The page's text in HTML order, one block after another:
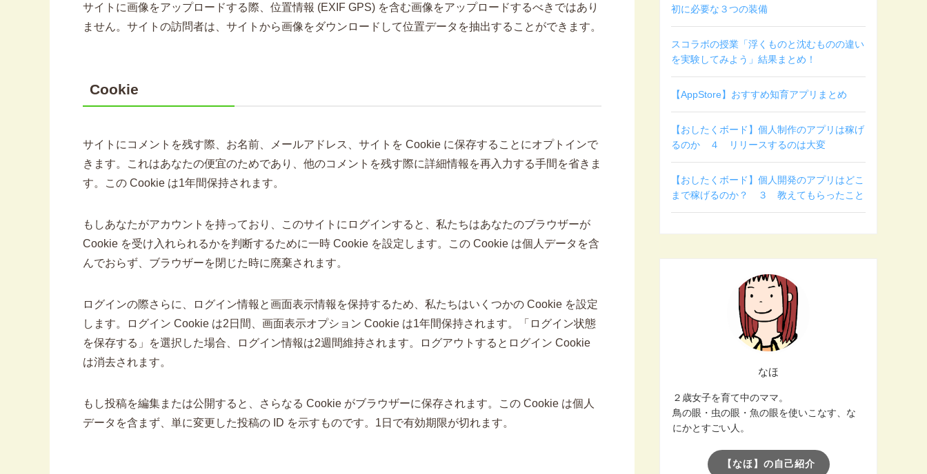
サイトに画像をアップロードする際、位置情報 (EXIF GPS) を含む画像をアップロードするべきではあり
ません。サイトの訪問者は、サイトから画像をダウンロードして位置データを抽出することができます。
Cookie
サイトにコメントを残す際、お名前、メールアドレス、サイトを Cookie に保存することにオプトインで
きます。これはあなたの便宜のためであり、他のコメントを残す際に詳細情報を再入力する手間を省きま
す。この Cookie は1年間保持されます。
もしあなたがアカウントを持っており、このサイトにログインすると、私たちはあなたのブラウザーが
Cookie を受け入れられるかを判断するために一時 Cookie を設定します。この Cookie は個人データを含
んでおらず、ブラウザーを閉じた時に廃棄されます。
ログインの際さらに、ログイン情報と画面表示情報を保持するため、私たちはいくつかの Cookie を設定
します。ログイン Cookie は2日間、画面表示オプション Cookie は1年間保持されます。「ログイン状態
を保存する」を選択した場合、ログイン情報は2週間維持されます。ログアウトするとログイン Cookie
は消去されます。
もし投稿を編集または公開すると、さらなる Cookie がブラウザーに保存されます。この Cookie は個人
データを含まず、単に変更した投稿の ID を示すものです。1日で有効期限が切れます。
初に必要な３つの装備
スコラボの授業「浮くものと沈むものの違い
を実験してみよう」結果まとめ！
【AppStore】おすすめ知育アプリまとめ
【おしたくボード】個人制作のアプリは稼げ
るのか ４ リリースするのは大変
【おしたくボード】個人開発のアプリはどこ
まで稼げるのか？ ３ 教えてもらったこと
なほ
２歳女子を育て中のママ。
鳥の眼・虫の眼・魚の眼を使いこなす、な
にかとすごい人。
【なほ】の自己紹介